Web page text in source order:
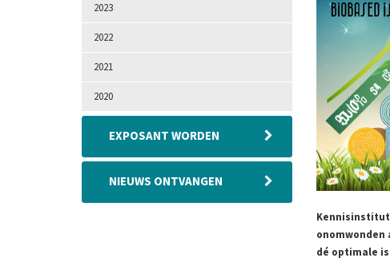
2023
2022
2021
2020
EXPOSANT WORDEN
NIEUWS ONTVANGEN
onomwonden
dé optimale